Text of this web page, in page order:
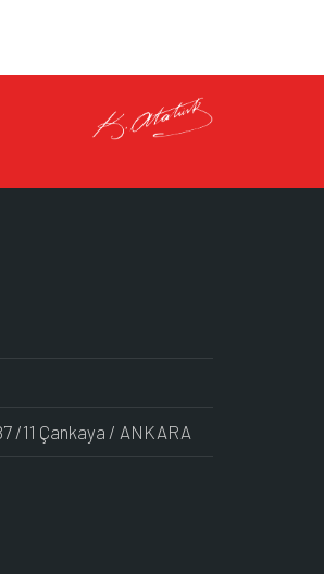
/11 Çankaya / ANKARA